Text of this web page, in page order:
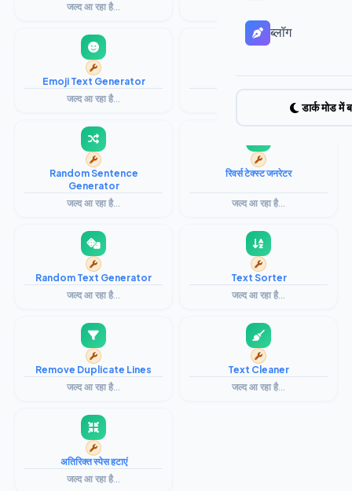
ब्लॉग
डार्क मोड में
जल्द आ रहा है...
Emoji Text Generator
जल्द आ रहा है...
Random Sentence
Generator
जल्द आ रहा है...
रिवर्स टेक्स्ट जनरेटर
जल्द आ रहा है...
Random Text Generator
जल्द आ रहा है...
Text Sorter
जल्द आ रहा है...
Remove Duplicate Lines
जल्द आ रहा है...
Text Cleaner
जल्द आ रहा है...
अतिरिक्त स्पेस हटाएं
जल्द आ रहा है...